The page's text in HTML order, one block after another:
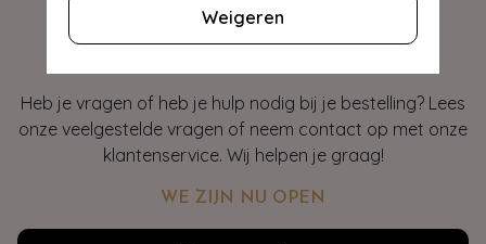
Weigeren
Hey gorgeous
Heb je vragen of heb je hulp nodig bij je bestelling? Lees
onze veelgestelde vragen of neem contact op met onze
klantenservice. Wij helpen je graag!
WE ZIJN NU OPEN